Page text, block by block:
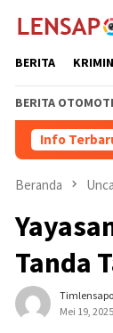
BERITA
BERITA
Info
Kabupaten
Beranda
Tanda
Mei 19, 2025